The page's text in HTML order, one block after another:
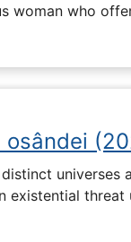
woman who
osândei
universes
existential threat